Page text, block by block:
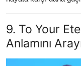
9. To Your
Anlamını